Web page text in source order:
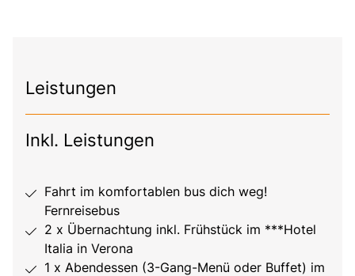
Leistungen
Inkl. Leistungen
Fahrt im komfortablen bus dich weg!
Fernreisebus
2 x Übernachtung inkl. Frühstück im ***Hotel
Italia in Verona
1 x Abendessen (3-Gang-Menü oder Buffet) im